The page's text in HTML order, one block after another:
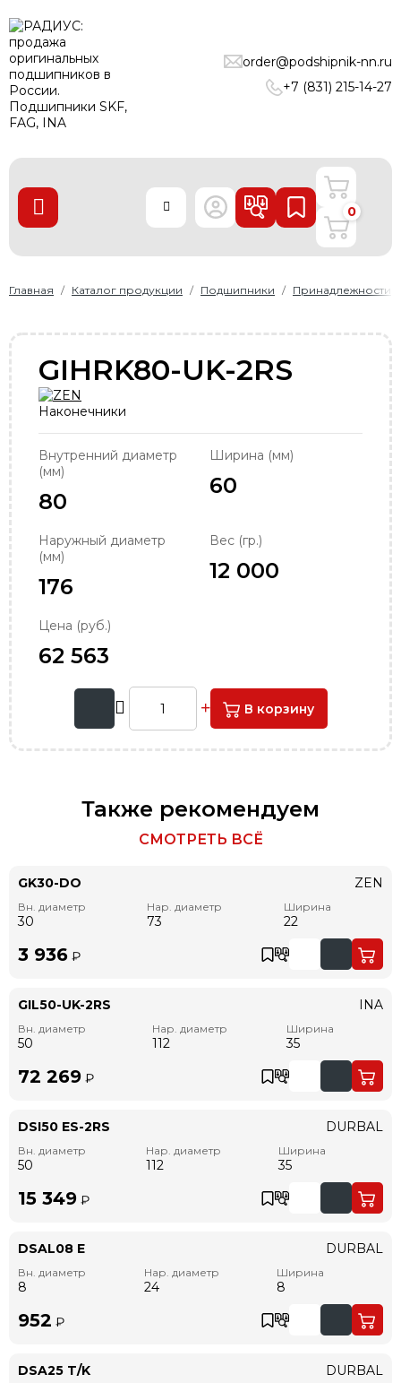
order@podshipnik-nn.ru
+7 (831) 215-14-27
ПОДШИПНИКИ
ЛИНЕЙНЫЕ ТЕХНОЛОГИИ
РЕМНИ
О нас
Доставка и оплата
+7 (831) 215-14-27
order@podshipnik-nn.ru
0
Главная Каталог продукции Подшипники Принадлежности
GIHRK80-UK-2RS
Наконечники
Внутренний диаметр
(мм)
80
Ширина (мм)
60
Наружный диаметр
(мм)
176
Вес (гр.)
12 000
Цена (руб.)
62 563
В корзину
Также рекомендуем
СМОТРЕТЬ ВСЁ
GK30-DO
Вн. диаметр
30
Нар. диаметр
73
Ширина
22
ZEN
3 936 ₽
GIL50-UK-2RS
Вн. диаметр
50
Нар. диаметр
112
Ширина
35
INA
72 269 ₽
DSI50 ES-2RS
Вн. диаметр
50
Нар. диаметр
112
Ширина
35
DURBAL
15 349 ₽
DSAL08 E
Вн. диаметр
8
Нар. диаметр
24
Ширина
8
DURBAL
952 ₽
DSA25 T/K DURBAL